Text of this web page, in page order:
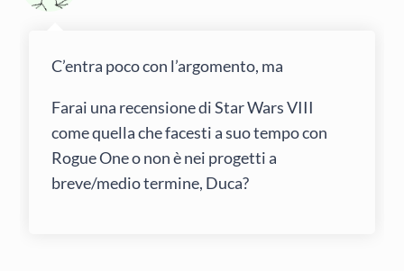
C’entra poco con l’argomento, ma
Farai una recensione di Star Wars VIII
come quella che facesti a suo tempo con
Rogue One o non è nei progetti a
breve/medio termine, Duca?